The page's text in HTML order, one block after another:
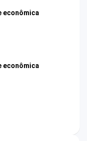
econômica
econômica